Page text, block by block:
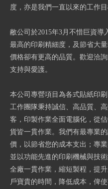
度，亦是我們一直以來的工作
敝公司於2015年3月不惜巨資
最高的印刷精細度，及節省大
價格卻有更高的品質。歡迎洽
支持與愛護。
本公司專營項目為各式貼紙印
工作團隊秉持誠信、高品質、
客，印製作業全面電腦化，從
貨皆一貫作業。我們有最專業
價，以節省您的成本支出；專
並以功能先進的印刷機械與技
全廠一貫作業，縮短製程，提
戶寶貴的時間，降低成本，俾